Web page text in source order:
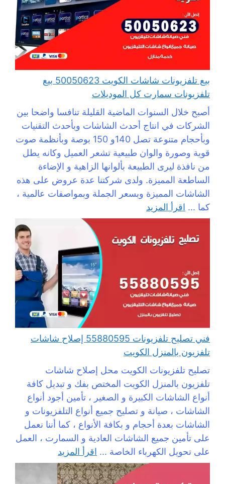
بيع تلفزيونات شاشات الكويت 50050623 بيع
تلفزيونات سمارت كل الموديلات
أصبح خلال السنوات الماضية القليلة تنافسا واضحا بين
الشركات في انتاج أحدث الشاشات وبأحدث التقنيات
وبأحجام متنوعة تصل 140و 150 بوصة وبأنظمة صوت
قوية وصورة والوان طبيعية تشعر العميل وكانه يطل
من نافذة ليرى الطبيعة بألوانها الزاهية و الإضاءة
الساطعة المميزة. ولدى شركتنا عدة عروض على هذه
الشاشات المميزة وبسعر الجملة وبمواصفات عالمية ،
كما ... اقرأ المزيد
فني تصليح تلفزيونات 55880595 إصلاح شاشات
تلفزيون بالمنزل الكويت
تصليح تلفزيونات الكويت محل إصلاح شاشات
تلفزيون بالمنزل الكويت المختص بفك و تبديل كافة
أنواع الشاشات الكبيرة و الصغير ، تأمين أجود أنواع
الشاشات ، صيانة و تصليح جميع أنواع التلفزيونات و
الشاشات بعدة أحجام و بكافة الأنواع ، كما أننا نعمل
على تأمين جميع الشاشات العادية و السمارت ، العمل
على تحويل الكهرباء الخاصة ... اقرأ المزيد